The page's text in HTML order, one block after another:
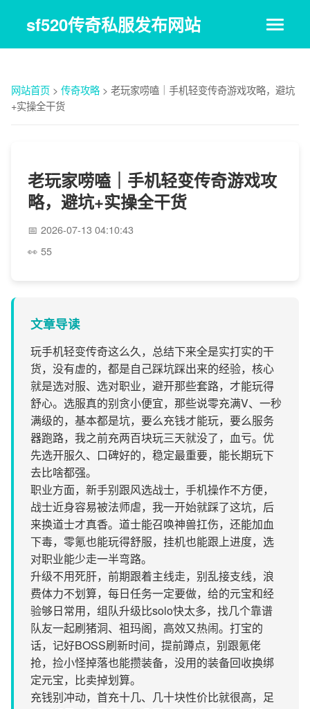
sf520传奇私服发布网站
网站首页 > 传奇攻略 > 老玩家唠嗑｜手机轻变传奇游戏攻略，避坑
+实操全干货
老玩家唠嗑｜手机轻变传奇游戏攻
略，避坑+实操全干货
2026-07-13 04:10:43
55
文章导读
玩手机轻变传奇这么久，总结下来全是实打实的干
货，没有虚的，都是自己踩坑踩出来的经验，核心
就是选对服、选对职业，避开那些套路，才能玩得
舒心。选服真的别贪小便宜，那些说零充满V、一秒
满级的，基本都是坑，要么充钱才能玩，要么服务
器跑路，我之前充两百块玩三天就没了，血亏。优
先选开服久、口碑好的，稳定最重要，能长期玩下
去比啥都强。
职业方面，新手别跟风选战士，手机操作不方便，
战士近身容易被法师虐，我一开始就踩了这坑，后
来换道士才真香。道士能召唤神兽扛伤，还能加血
下毒，零氪也能玩得舒服，挂机也能跟上进度，选
对职业能少走一半弯路。
升级不用死肝，前期跟着主线走，别乱接支线，浪
费体力不划算，每日任务一定要做，给的元宝和经
验够日常用，组队升级比solo快太多，找几个靠谱
队友一起刷猪洞、祖玛阁，高效又热闹。打宝的
话，记好BOSS刷新时间，提前蹲点，别跟氪佬
抢，捡小怪掉落也能攒装备，没用的装备回收换绑
定元宝，比卖掉划算。
充钱别冲动，首充十几、几十块性价比就很高，足